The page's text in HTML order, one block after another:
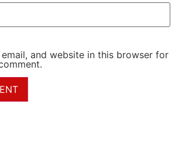
email, and website in this browser for